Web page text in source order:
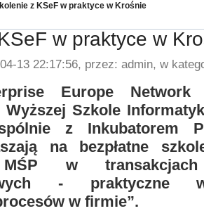
z KSeF w praktyce w Krośnie
w praktyce w
13 22:17:56, przez: admin, w
Europe Network
Wyższej Szkole
z Inkubatorem
na bezpłatne
w
- praktyczne
w firmie”.